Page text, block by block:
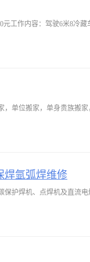
焊氩弧焊维修
护焊机、点焊机及直流